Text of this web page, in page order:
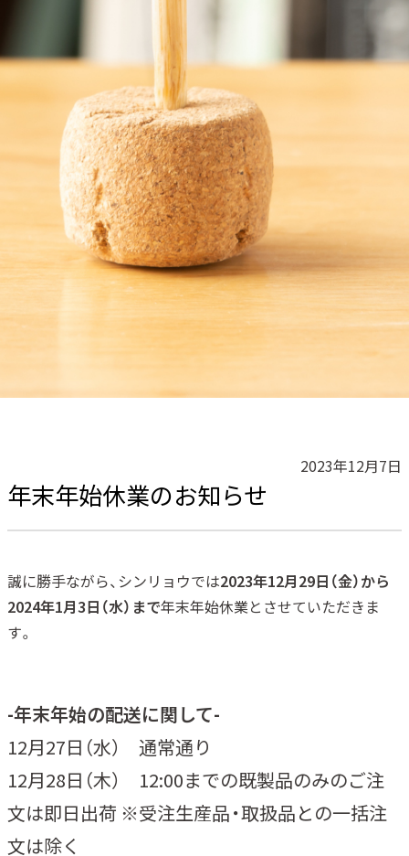
2023年12月7日
年末年始休業のお知らせ
誠に勝手ながら、シンリョウでは2023年12月29日（金）から
2024年1月3日（水）まで年末年始休業とさせていただきま
す。
-年末年始の配送に関して-
12月27日（水） 通常通り
12月28日（木） 12:00までの既製品のみのご注
文は即日出荷 ※受注生産品・取扱品との一括注
文は除く